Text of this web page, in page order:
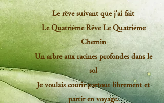
Le rêve suivant que j'ai fait
Le Quatrième Rêve Le Quatrième
Chemin
Un arbre aux racines profondes dans le
sol
Je voulais courir partout librement et
partir en voyage.